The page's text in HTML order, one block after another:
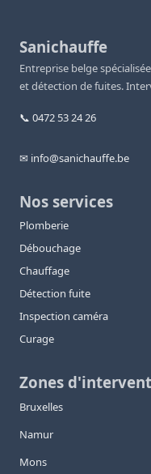
Sanichauffe
Entreprise belge
et détection de fuites.
📞 0472 53 24 26
✉ info@sanichauffe.be
Nos services
Plomberie
Débouchage
Chauffage
Détection fuite
Inspection caméra
Curage
Zones
Bruxelles
Namur
Mons